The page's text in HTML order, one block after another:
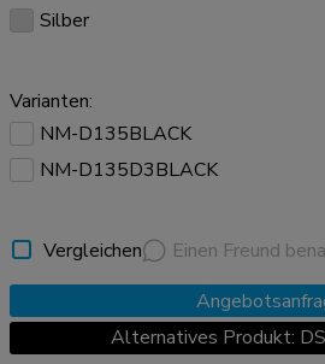
Silber
Varianten:
NM-D135BLACK
NM-D135D3BLACK
Vergleichen
Einen Freund
Alternatives Produkt: